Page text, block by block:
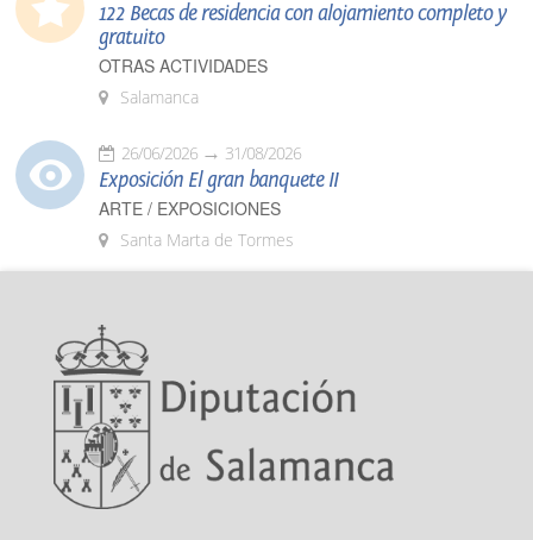
122 Becas de residencia con alojamiento completo y
gratuito
OTRAS ACTIVIDADES
Salamanca
26/06/2026 31/08/2026
Exposición El gran banquete II
ARTE / EXPOSICIONES
Santa Marta de Tormes